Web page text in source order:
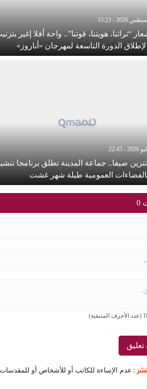
“تراثنا، هويتنا، قوتنا”.. واحة أفلا إغير
الدورة التاسعة لمهرجان «أناروز»
تتزين صيفا.. جماعة المدينة تطلق برنامجا
بالفضاءات العمومية طيلة شهر غشت
(عدد الأحرف المتبقية)
: عدم الإساءة للكاتب أو للأشخاص أو للمقدسات